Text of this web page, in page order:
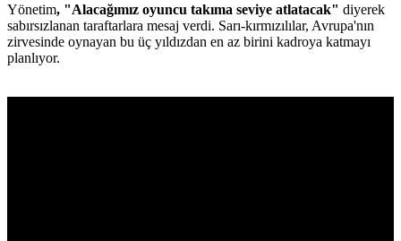
Yönetim, "Alacağımız oyuncu takıma seviye atlatacak" diyerek
sabırsızlanan taraftarlara mesaj verdi. Sarı-kırmızılılar, Avrupa'nın
zirvesinde oynayan bu üç yıldızdan en az birini kadroya katmayı
planlıyor.